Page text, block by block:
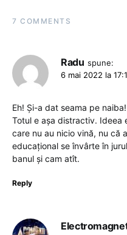
7 COMMENTS
Radu spune:
6 mai 2022 la
Eh! Și-a dat seama pe
Totul e așa distractiv. Ideea
care nu au nicio vină, nu că
educațional se învârte în
banul și cam atît.
Reply